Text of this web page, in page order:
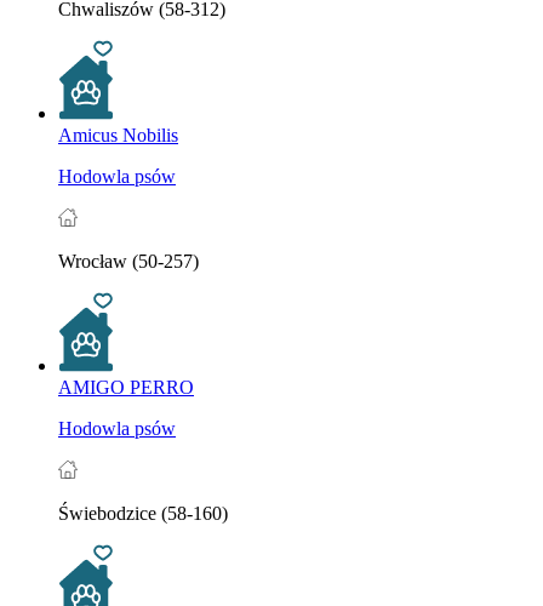
Chwaliszów (58-312)
Amicus Nobilis
Hodowla psów
Wrocław (50-257)
AMIGO PERRO
Hodowla psów
Świebodzice (58-160)